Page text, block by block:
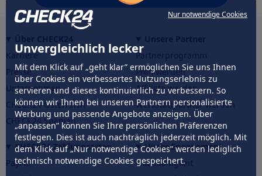
Nur notwendige Cookies
Unvergleichlich lecker
Mit dem Klick auf „geht klar” ermöglichen Sie uns Ihnen
über Cookies ein verbessertes Nutzungserlebnis zu
servieren und dieses kontinuierlich zu verbessern. So
können wir Ihnen bei unseren Partnern personalisierte
Werbung und passende Angebote anzeigen. Über
„anpassen” können Sie Ihre persönlichen Präferenzen
festlegen. Dies ist auch nachträglich jederzeit möglich. Mit
dem Klick auf „Nur notwendige Cookies” werden lediglich
technisch notwendige Cookies gespeichert.
Karriere
Presse
Unternehmen
CHECK24 Österreich
CHECK24 Spanien
Partnerprogramm
Profi werden
Affiliate werden
Werkstattpartner werden
CHECK24 Zahlungsarten
PayPal
Unser Engagement
Nachhaltigkeit